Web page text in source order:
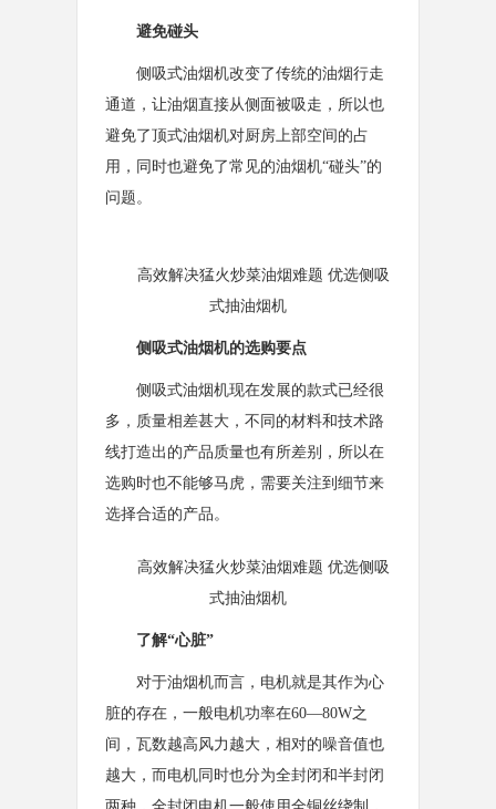
避免碰头
侧吸式油烟机改变了传统的油烟行走
通道，让油烟直接从侧面被吸走，所以也
避免了顶式油烟机对厨房上部空间的占
用，同时也避免了常见的油烟机“碰头”的
问题。
高效解决猛火炒菜油烟难题 优选侧吸
式抽油烟机
侧吸式油烟机的选购要点
侧吸式油烟机现在发展的款式已经很
多，质量相差甚大，不同的材料和技术路
线打造出的产品质量也有所差别，所以在
选购时也不能够马虎，需要关注到细节来
选择合适的产品。
高效解决猛火炒菜油烟难题 优选侧吸
式抽油烟机
了解“心脏”
对于油烟机而言，电机就是其作为心
脏的存在，一般电机功率在60—80W之
间，瓦数越高风力越大，相对的噪音值也
越大，而电机同时也分为全封闭和半封闭